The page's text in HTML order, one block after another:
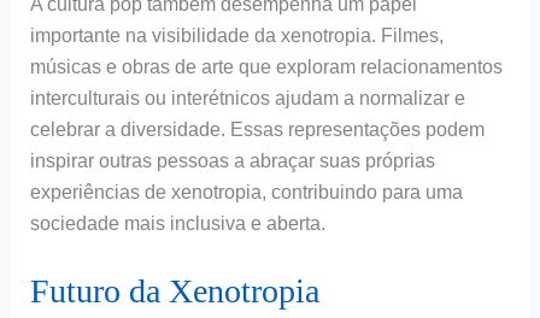
importante na visibilidade da xenotropia. Filmes,
músicas e obras de arte que exploram relacionamentos
interculturais ou interétnicos ajudam a normalizar e
celebrar a diversidade. Essas representações podem
inspirar outras pessoas a abraçar suas próprias
experiências de xenotropia, contribuindo para uma
sociedade mais inclusiva e aberta.
Futuro da Xenotropia